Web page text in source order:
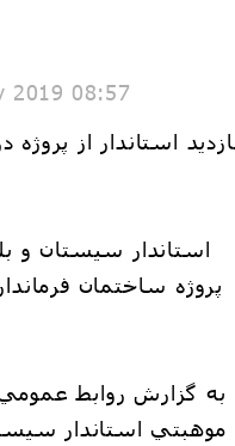
2019 08:57
پروژه ساختمان
موهبتي استاندار